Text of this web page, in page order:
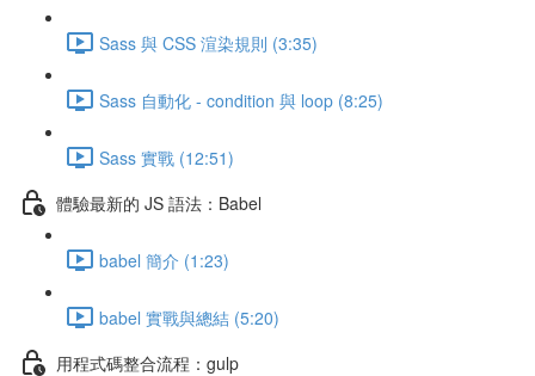
Sass 與 CSS 渲染規則 (3:35)
Sass 自動化 - condition 與 loop (8:25)
Sass 實戰 (12:51)
體驗最新的 JS 語法：Babel
babel 簡介 (1:23)
babel 實戰與總結 (5:20)
用程式碼整合流程：gulp